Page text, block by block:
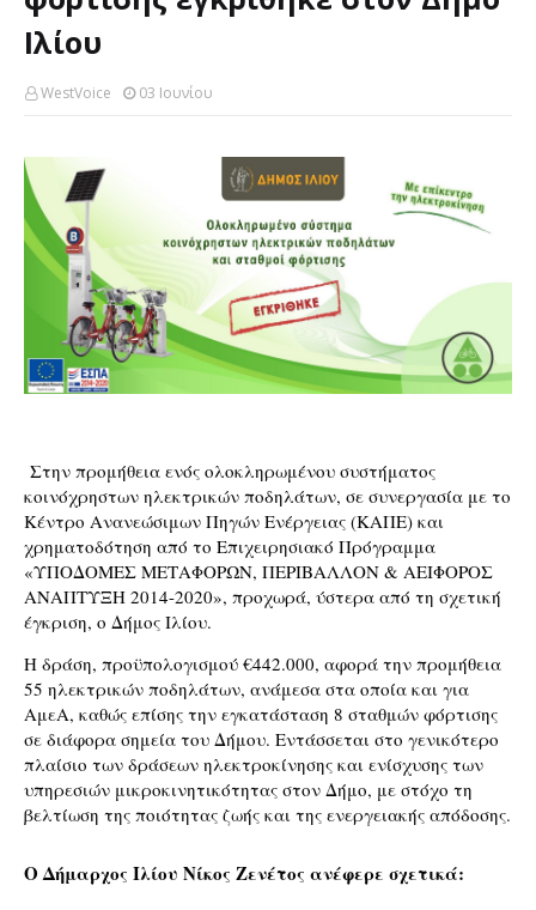
Ιλίου
WestVoice 03 Ιουνίου
Στην προμήθεια ενός ολοκληρωμένου συστήματος
κοινόχρηστων ηλεκτρικών ποδηλάτων, σε συνεργασία με το
Κέντρο Ανανεώσιμων Πηγών Ενέργειας (ΚΑΠΕ) και
χρηματοδότηση από το Επιχειρησιακό Πρόγραμμα
«ΥΠΟΔΟΜΕΣ ΜΕΤΑΦΟΡΩΝ, ΠΕΡΙΒΑΛΛΟΝ & ΑΕΙΦΟΡΟΣ
ΑΝΑΠΤΥΞΗ 2014-2020», προχωρά, ύστερα από τη σχετική
έγκριση, ο Δήμος Ιλίου.
Η δράση, προϋπολογισμού €442.000, αφορά την προμήθεια
55 ηλεκτρικών ποδηλάτων, ανάμεσα στα οποία και για
ΑμεΑ, καθώς επίσης την εγκατάσταση 8 σταθμών φόρτισης
σε διάφορα σημεία του Δήμου. Εντάσσεται στο γενικότερο
πλαίσιο των δράσεων ηλεκτροκίνησης και ενίσχυσης των
υπηρεσιών μικροκινητικότητας στον Δήμο, με στόχο τη
βελτίωση της ποιότητας ζωής και της ενεργειακής απόδοσης.
Ο Δήμαρχος Ιλίου Νίκος Ζενέτος ανέφερε σχετικά: